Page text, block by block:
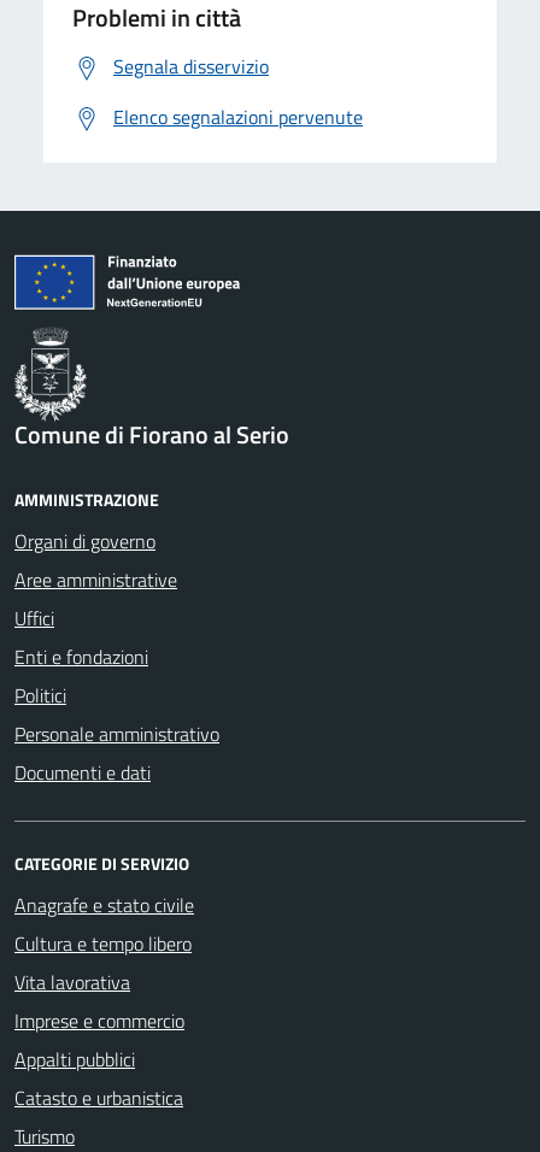
Problemi in città
Segnala disservizio
Elenco segnalazioni pervenute
Comune di Fiorano al Serio
AMMINISTRAZIONE
Organi di governo
Aree amministrative
Uffici
Enti e fondazioni
Politici
Personale amministrativo
Documenti e dati
CATEGORIE DI SERVIZIO
Anagrafe e stato civile
Cultura e tempo libero
Vita lavorativa
Imprese e commercio
Appalti pubblici
Catasto e urbanistica
Turismo